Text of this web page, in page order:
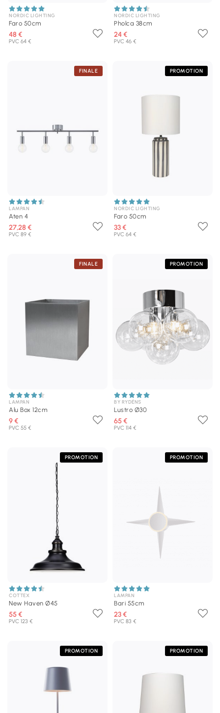
NORDIC LIGHTING
Faro 50cm
48 €
PVC 64 €
NORDIC LIGHTING
Pholca 38cm
24 €
PVC 46 €
FINALE
LAMPAN
Aten 4
27,28 €
PVC 89 €
PROMOTION
NORDIC LIGHTING
Faro 50cm
33 €
PVC 64 €
FINALE
LAMPAN
Alu Box 12cm
9 €
PVC 55 €
PROMOTION
BY RYDÉNS
Lustro Ø30
65 €
PVC 114 €
PROMOTION
COTTEX
New Haven Ø45
55 €
PVC 123 €
PROMOTION
LAMPAN
Bari 55cm
23 €
PVC 83 €
PROMOTION PROMOTION